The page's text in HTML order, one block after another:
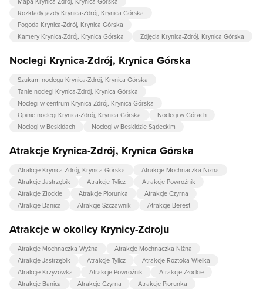
Rozkłady jazdy Krynica-Zdrój, Krynica Górska
Pogoda Krynica-Zdrój, Krynica Górska
Kamery Krynica-Zdrój, Krynica Górska
Zdjęcia Krynica-Zdrój, Krynica Górska
Noclegi Krynica-Zdrój, Krynica Górska
Szukam noclegu Krynica-Zdrój, Krynica Górska
Tanie noclegi Krynica-Zdrój, Krynica Górska
Noclegi w centrum Krynica-Zdrój, Krynica Górska
Opinie noclegi Krynica-Zdrój, Krynica Górska
Noclegi w Górach
Noclegi w Beskidach
Noclegi w Beskidzie Sądeckim
Atrakcje Krynica-Zdrój, Krynica Górska
Atrakcje Krynica-Zdrój, Krynica Górska
Atrakcje Mochnaczka Niżna
Atrakcje Jastrzębik
Atrakcje Tylicz
Atrakcje Powroźnik
Atrakcje Złockie
Atrakcje Piorunka
Atrakcje Czyrna
Atrakcje Banica
Atrakcje Szczawnik Atrakcje Berest
Atrakcje w okolicy Krynicy-Zdroju
Atrakcje Mochnaczka Wyżna
Atrakcje Mochnaczka Niżna
Atrakcje Jastrzębik
Atrakcje Tylicz
Atrakcje Roztoka Wielka
Atrakcje Krzyżówka
Atrakcje Powroźnik
Atrakcje Złockie
Atrakcje Banica
Atrakcje Czyrna
Atrakcje Piorunka